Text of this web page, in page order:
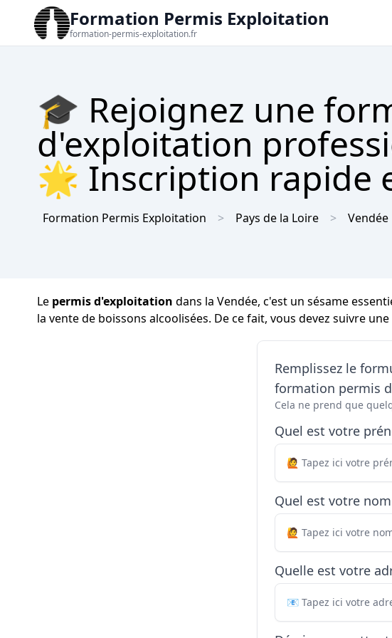
Formation Permis Exploitation
formation-permis-exploitation.fr
🎓 Rejoignez une
d'exploitation
🌟 Inscription rapide
Formation Permis Exploitation Pays de la Loire Vendée
Le permis d'exploitation dans la Vendée, c'est un sésame
la vente de boissons alcoolisées. De ce fait, vous devez suivre
Remplissez le
formation permis
Cela ne prend que
Quel est votre
Quel est votre
Quelle est votre